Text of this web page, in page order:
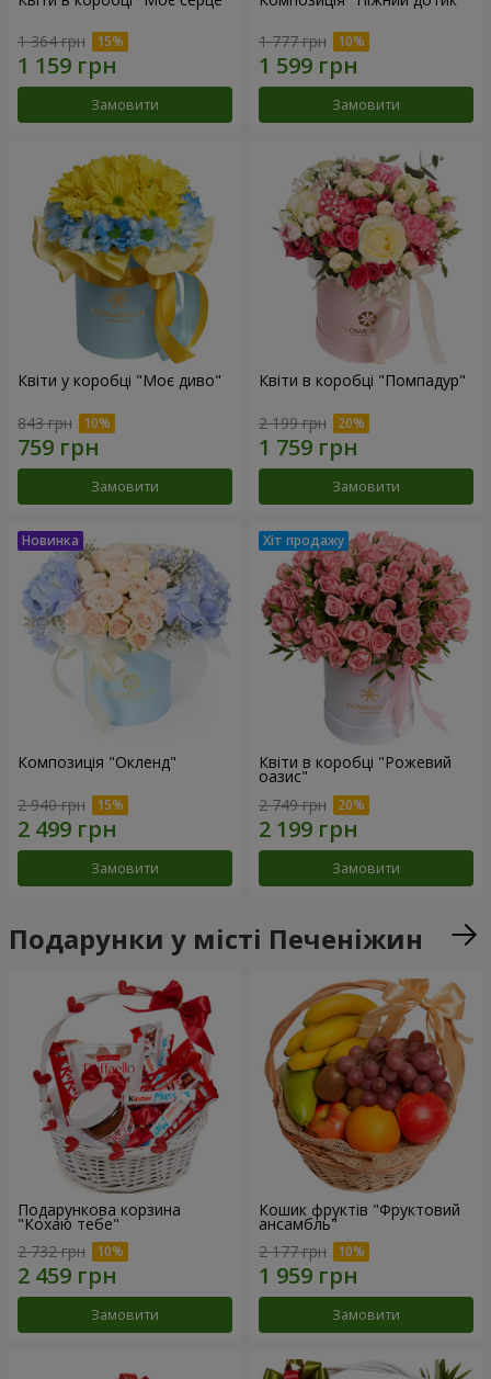
1 364 грн
Замовити
1 777 грн
Замовити
Квіти у коробці "Моє диво"
843 грн
Замовити
Квіти в коробці "Помпадур"
2 199 грн
Замовити
Композиція "Окленд"
2 940 грн
Замовити
Квіти в коробці "Рожевий
оазис"
2 749 грн
Замовити
Подарунки у місті Печеніжин
Подарункова корзина
"Кохаю тебе"
2 732 грн
Замовити
Кошик фруктів "Фруктовий
ансамбль"
2 177 грн
Замовити